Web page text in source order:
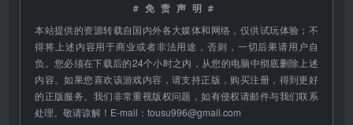
#免责声明#
本站提供的资源转载自国内外各大媒体和网络，仅供试玩体验；不
得将上述内容用于商业或者非法用途，否则，一切后果请用户自
负。您必须在下载后的24个小时之内，从您的电脑中彻底删除上述
内容。如果您喜欢该游戏内容，请支持正版，购买注册，得到更好
的正版服务。我们非常重视版权问题，如有侵权请邮件与我们联系
处理。敬请谅解！E-mail：tousu996@gmail.com